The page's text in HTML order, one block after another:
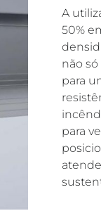
A
50%
não
para
para